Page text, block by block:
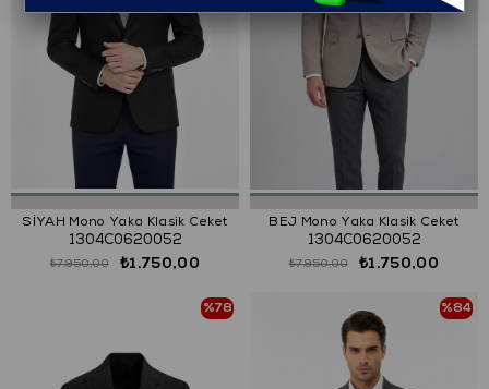
SİYAH Mono Yaka Klasik Ceket
1304C0620052
₺1.750,00
₺7.950,00
BEJ Mono Yaka Klasik Ceket
1304C0620052
₺1.750,00
₺7.950,00
%78 %84